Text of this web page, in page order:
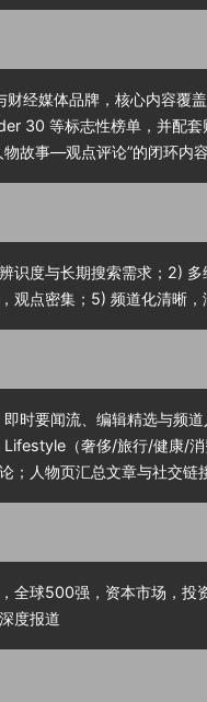
榜单—新闻
”的闭环
、投资
始人杰
数字化
并发
步拓展
经媒体品牌，核心内容覆
30 等标志性榜单，并配
故事—观点评论”的闭环内
识度与长期搜索需求；2)
观点密集；5) 频道化清晰
时要闻流、编辑精选与频
Lifestyle（奢侈/旅行/健康/
；人物页汇总文章与社交
全球500强，资本市场，投
度报道